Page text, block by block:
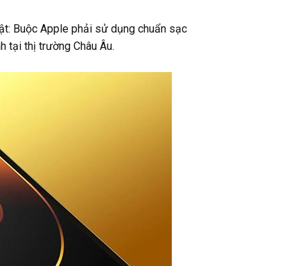
Buộc Apple phải sử dụng chuẩn sạc
tại thị trường Châu Âu.